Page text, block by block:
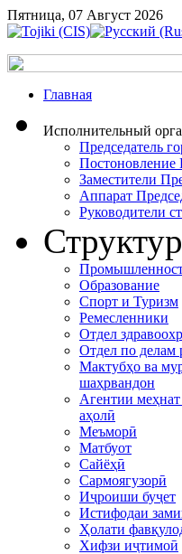
Пятница, 07 Август 2026
Главная
Исполнительный
Председатель
Постоновление
Заместители
Аппарат
Руководители
Образование
Спорт и Туризм
Ремесленники
Отдел
Отдел по делам
Мактубҳо ва
шаҳрвандон
Агентии
аҳолӣ
Меъморӣ
Матбуот
Сайёҳӣ
Сармоягузорӣ
Иҷроиши буҷет
Истифодаи
Ҳолати
Хифзи иҷтимоӣ